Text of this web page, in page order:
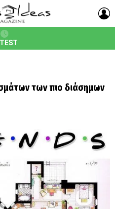
των πιο διάσημων